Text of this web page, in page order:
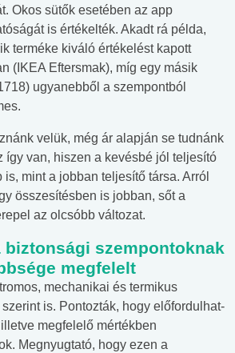
Okos sütők esetében az app
is értékelték. Akadt rá példa,
terméke kiváló értékelést kapott
(IKEA Eftersmak), míg egy másik
ugyanebből a szempontból
velük, még ár alapján se tudnánk
így van, hiszen a kevésbé jól teljesító
mint a jobban teljesítő társa. Arról
összesítésben is jobban, sőt a
az olcsóbb változat.
biztonsági szempontoknak
megfelelt
mechanikai és termikus
is. Pontozták, hogy előfordulhat-
megfelelő mértékben
Megnyugtató, hogy ezen a